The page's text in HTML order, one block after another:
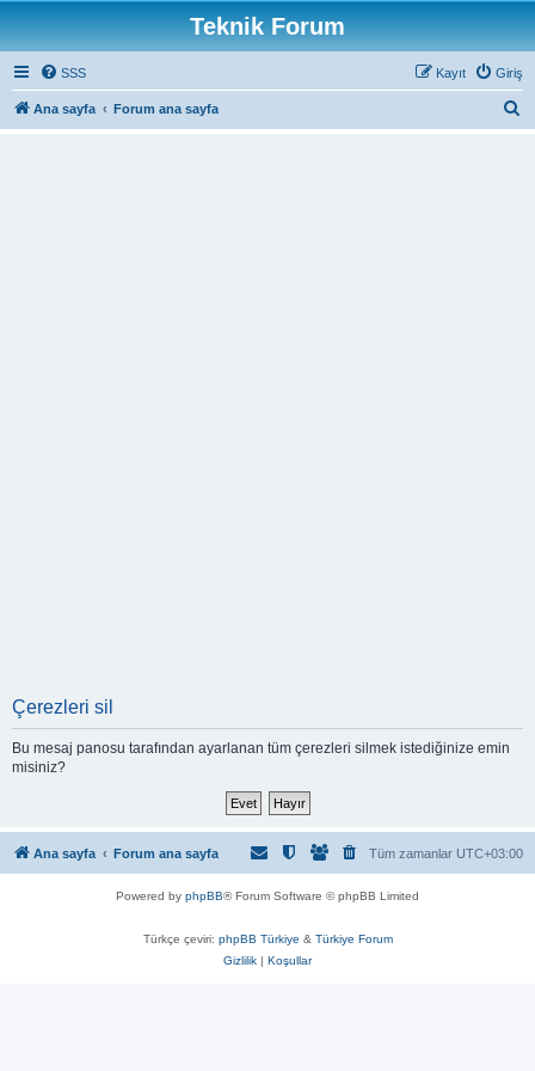
Teknik Forum
SSS Giriş
Kayıt
Ana sayfa Forum ana sayfa
Çerezleri sil
Bu mesaj panosu tarafından ayarlanan tüm çerezleri silmek istediğinize emin
misiniz?
Ana sayfa Forum ana sayfa Tüm zamanlar UTC+03:00
Powered by phpBB® Forum Software © phpBB Limited
Türkçe çeviri: phpBB Türkiye & Türkiye Forum
Gizlilik | Koşullar